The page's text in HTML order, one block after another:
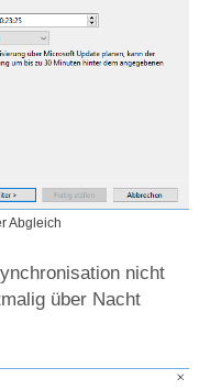
Abgleich
nicht
über Nacht